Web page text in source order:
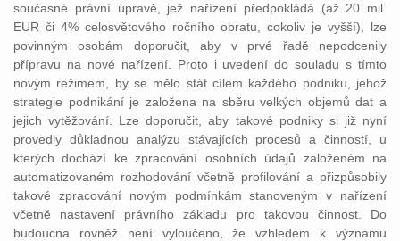
současné právní úpravě, jež nařízení předpokládá (až 20 mil.
EUR či 4% celosvětového ročního obratu, cokoliv je vyšší), lze
povinným osobám doporučit, aby v prvé řadě nepodcenily
přípravu na nové nařízení. Proto i uvedení do souladu s tímto
novým režimem, by se mělo stát cílem každého podniku, jehož
strategie podnikání je založena na sběru velkých objemů dat a
jejich vytěžování. Lze doporučit, aby takové podniky si již nyní
provedly důkladnou analýzu stávajících procesů a činností, u
kterých dochází ke zpracování osobních údajů založeném na
automatizovaném rozhodování včetně profilování a přizpůsobily
takové zpracování novým podmínkám stanoveným v nařízení
včetně nastavení právního základu pro takovou činnost. Do
budoucna rovněž není vyloučeno, že vzhledem k významu